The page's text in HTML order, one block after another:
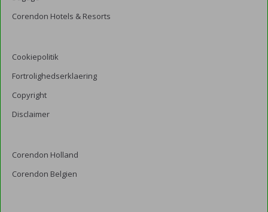
Corendon Hotels & Resorts
Cookiepolitik
Fortrolighedserklaering
Copyright
Disclaimer
Corendon Holland
Corendon Belgien